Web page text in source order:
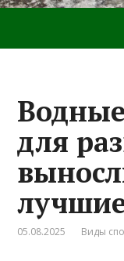
для
05.08.2025 Виды